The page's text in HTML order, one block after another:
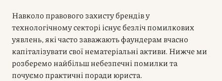
Навколо правового захисту брендів у
технологічному секторі існує безліч помилкових
уявлень, які часто заважають фаундерам вчасно
капіталізувати свої нематеріальні активи. Нижче ми
розберемо найбільш небезпечні помилки та
почуємо практичні поради юриста.